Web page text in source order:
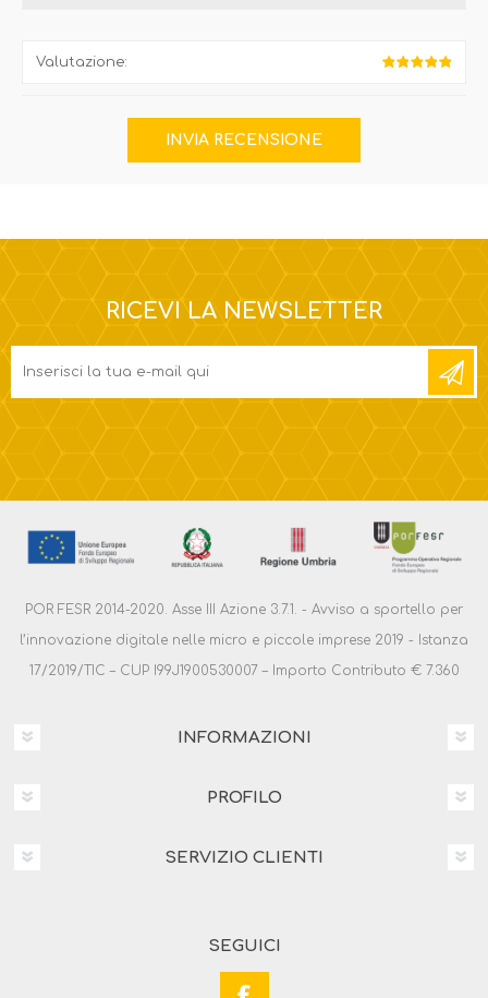
Valutazione:
RICEVI LA NEWSLETTER
POR FESR 2014-2020. Asse III Azione 3.7.1. - Avviso a sportello per
l’innovazione digitale nelle micro e piccole imprese 2019 - Istanza
17/2019/TIC – CUP I99J1900530007 – Importo Contributo € 7.360
INFORMAZIONI
PROFILO
SERVIZIO CLIENTI
SEGUICI